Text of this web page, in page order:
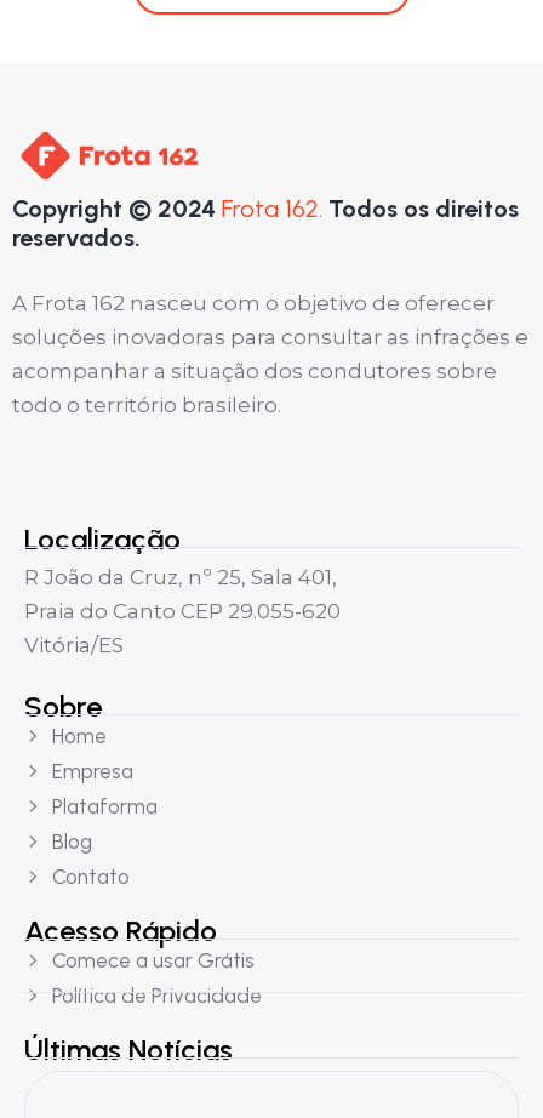
Copyright © 2024 Frota 162. Todos os direitos
reservados.
A Frota 162 nasceu com o objetivo de oferecer
soluções inovadoras para consultar as infrações e
acompanhar a situação dos condutores sobre
todo o território brasileiro.
Localização
R João da Cruz, nº 25, Sala 401,
Praia do Canto CEP 29.055-620
Vitória/ES
Sobre
Home
Empresa
Plataforma
Blog
Contato
Acesso Rápido
Comece a usar Grátis
Política de Privacidade
Últimas Notícias